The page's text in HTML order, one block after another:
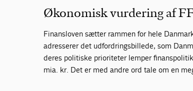
Økonomisk vurdering af
Finansloven sætter rammen for hele
adresserer det udfordringsbillede, som
deres politiske prioriteter lemper
mia. kr. Det er med andre ord tale om en